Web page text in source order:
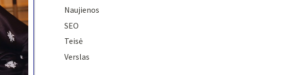
Naujienos
SEO
Teisė
Verslas